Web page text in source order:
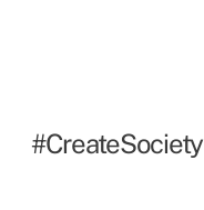
#CreateSociety